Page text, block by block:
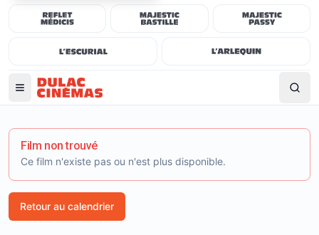
Film non trouvé
Ce film n'existe pas ou n'est plus disponible.
Retour au calendrier